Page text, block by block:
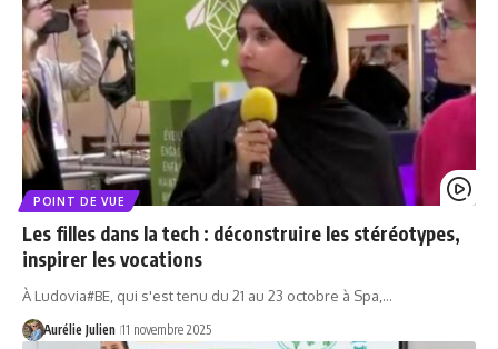
POINT DE VUE
Les filles dans la tech : déconstruire les stéréotypes,
inspirer les vocations
À Ludovia#BE, qui s'est tenu du 21 au 23 octobre à Spa,…
Aurélie Julien 11 novembre 2025